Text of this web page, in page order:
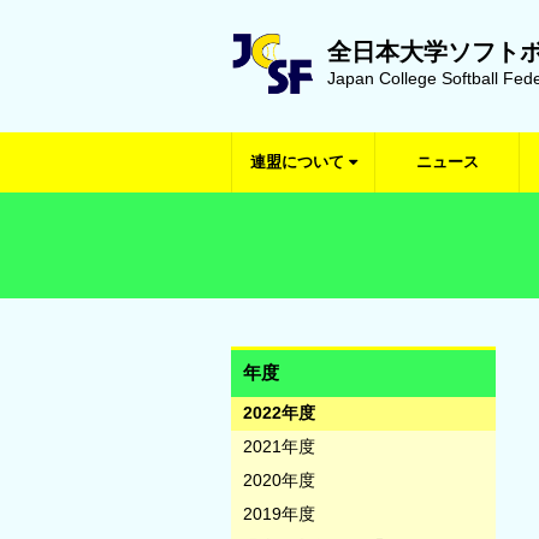
全日本大学ソフト
Japan College Softball
連盟について ニュース
年度
2022年度
2021年度
2020年度
2019年度